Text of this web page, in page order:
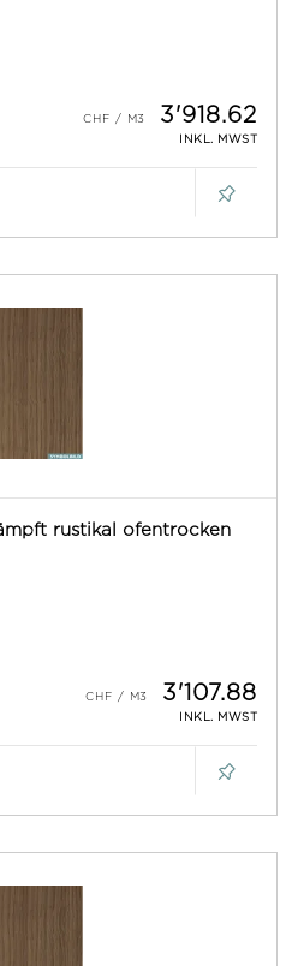
3'918.62
INKL. MWST
rustikal ofentrocken
3'107.88
INKL. MWST